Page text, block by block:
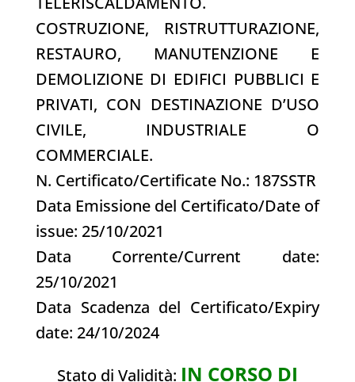
COSTRUZIONE, RISTRUTTURAZIONE,
RESTAURO, MANUTENZIONE E
DEMOLIZIONE DI EDIFICI PUBBLICI E
PRIVATI, CON DESTINAZIONE D’USO
CIVILE, INDUSTRIALE O
COMMERCIALE.
N. Certificato/Certificate No.: 187SSTR
Data Emissione del Certificato/Date of
issue: 25/10/2021
Data Corrente/Current date:
25/10/2021
Data Scadenza del Certificato/Expiry
date: 24/10/2024
Stato di Validità: IN CORSO DI